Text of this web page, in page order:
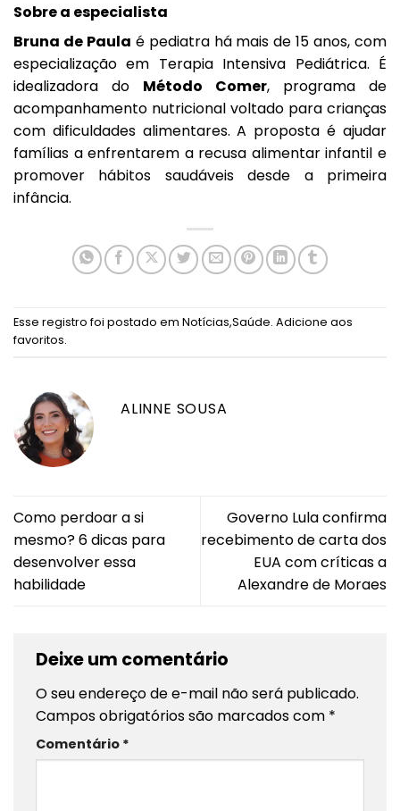
Sobre a especialista
Bruna de Paula é pediatra há mais de 15 anos, com
especialização em Terapia Intensiva Pediátrica. É
idealizadora do Método Comer, programa de
acompanhamento nutricional voltado para crianças
com dificuldades alimentares. A proposta é ajudar
famílias a enfrentarem a recusa alimentar infantil e
promover hábitos saudáveis desde a primeira
infância.
Esse registro foi postado em Notícias,Saúde. Adicione aos
favoritos.
ALINNE SOUSA
Como perdoar a si
mesmo? 6 dicas para
desenvolver essa
habilidade
Governo Lula confirma
recebimento de carta dos
EUA com críticas a
Alexandre de Moraes
Deixe um comentário
O seu endereço de e-mail não será publicado.
Campos obrigatórios são marcados com *
Comentário *